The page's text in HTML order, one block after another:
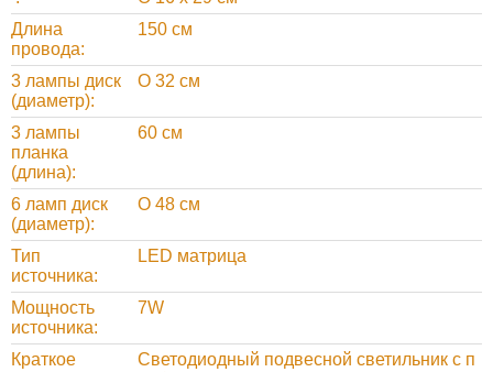
Длина
провода
150 см
3 лампы диск
(диаметр)
O 32 см
3 лампы
планка
(длина)
60 см
6 ламп диск
(диаметр)
O 48 см
Тип
источника
LED матрица
Мощность
источника
7W
Краткое
Светодиодный подвесной светильник с п